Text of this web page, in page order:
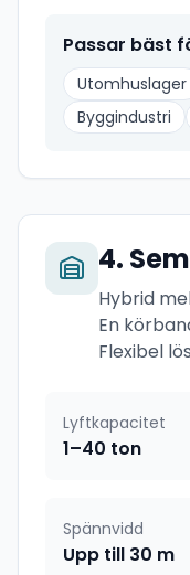
Passar bäst
Utomhuslager
Byggindustri
4.
Hybrid
En
Flexibel
Lyftkapacitet
1–40 ton
Spännvidd
Upp till 30 m